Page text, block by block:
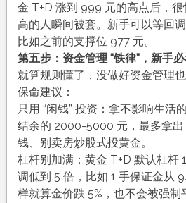
金 T+D 涨到 999 元的高点后，
高的人瞬间被套。新手可以等回
比如之前的支撑位 977 元。
第五步：资金管理 “铁律”，新手
就算规则懂了，没做好资金管理
保命建议：
只用 “闲钱” 投资：拿不影响生活
结余的 2000-5000 元，最多拿出
钱、别卖房炒股式投黄金。
杠杆别加满：黄金 T+D 默认杠杆
调低到 5 倍，比如 1 手保证金从
样就算金价跌 5%，也不会被强制